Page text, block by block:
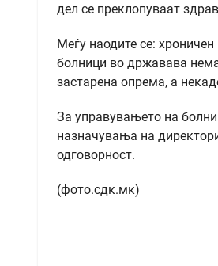
дел се преклопуваат
Меѓу наодите се:
болници во државава
застарена опрема, а
За управувањето на
назначувања на
одговорност.
(фото.сдк.мк)